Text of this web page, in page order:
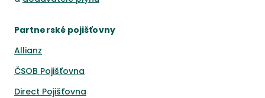
Partnerské pojišťovny
Allianz
ČSOB Pojišťovna
Direct Pojišťovna